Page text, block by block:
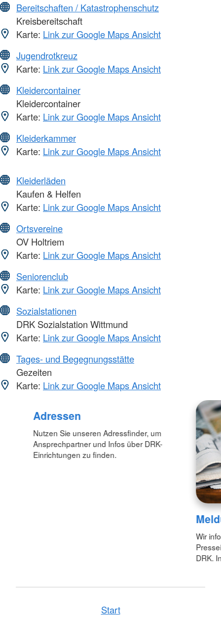
Bereitschaften / Katastrophenschutz
Kreisbereitschaft
Karte: Link zur Google Maps Ansicht
Jugendrotkreuz
Karte: Link zur Google Maps Ansicht
Kleidercontainer
Kleidercontainer
Karte: Link zur Google Maps Ansicht
Kleiderkammer
Karte: Link zur Google Maps Ansicht
Kleiderläden
Kaufen & Helfen
Karte: Link zur Google Maps Ansicht
Ortsvereine
OV Holtriem
Karte: Link zur Google Maps Ansicht
Seniorenclub
Karte: Link zur Google Maps Ansicht
Sozialstationen
DRK Sozialstation Wittmund
Karte: Link zur Google Maps Ansicht
Tages- und Begegnungsstätte
Gezeiten
Karte: Link zur Google Maps Ansicht
Adressen
Nutzen Sie unseren Adressfinder, um
Ansprechpartner und Infos über DRK-
Einrichtungen zu finden.
Wir
DRK.
Start